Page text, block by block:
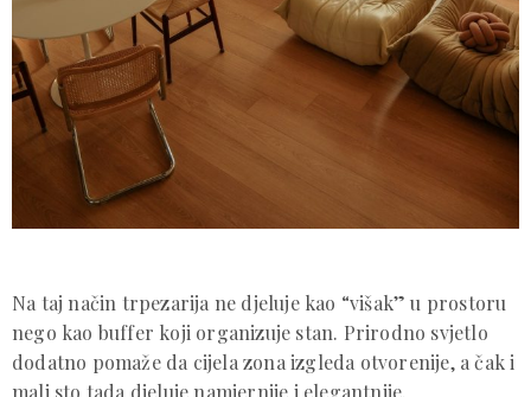
Na taj način trpezarija ne djeluje kao “višak” u prostoru
nego kao buffer koji organizuje stan. Prirodno svjetlo
dodatno pomaže da cijela zona izgleda otvorenije, a čak i
mali sto tada djeluje namjernije i elegantnije.